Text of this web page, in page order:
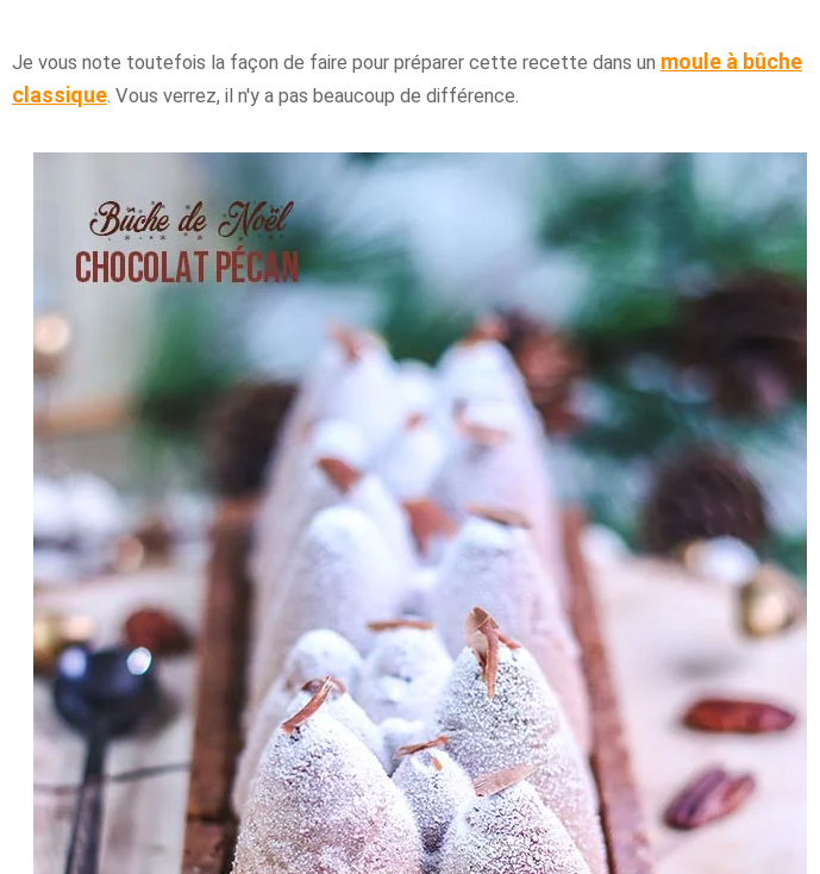
Je vous note toutefois la façon de faire pour préparer cette recette dans un moule à bûche
classique. Vous verrez, il n'y a pas beaucoup de différence.